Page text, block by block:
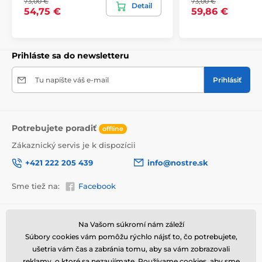
Vysoko kvalitná tlač
Kvalita je pre nás dôležitá a preto sme pre každý set
plátno, ktorého hmotnosť je370 g/m
pozostáva zo
zmesi polyesteru a bavlny.
Nezabudli
sme ani na starostlivý výber farieb, ktoré sú
ekologické, čo znamená, že nezapáchajú
54,75 €
Detail
59,86 €
Prihláste sa do newsletteru
Tu napíšte váš e-mail Prihlásiť
Potrebujete poradiť offline
Zákaznický servis je k dispozícii
+421 222 205 439
info@nostre.sk
Sme tiež na: Facebook
Informácie o nákupe
Obchodné a reklamačné
podmienky
Užitočné informácie
Často kladené otázky
Magazín
Na Vašom súkromí nám záleží
Súbory cookies vám pomôžu rýchlo nájsť to, čo potrebujete,
ušetria vám čas a zabránia tomu, aby sa vám zobrazovali